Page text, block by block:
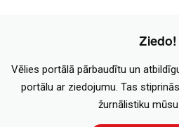
Ziedo!
Vēlies portālā pārbaudītu un
portālu ar ziedojumu. Tas
žurnālistiku